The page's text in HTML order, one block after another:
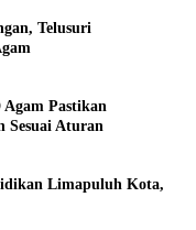
Telusuri
Pastikan
Sesuai Aturan
Limapuluh Kota,